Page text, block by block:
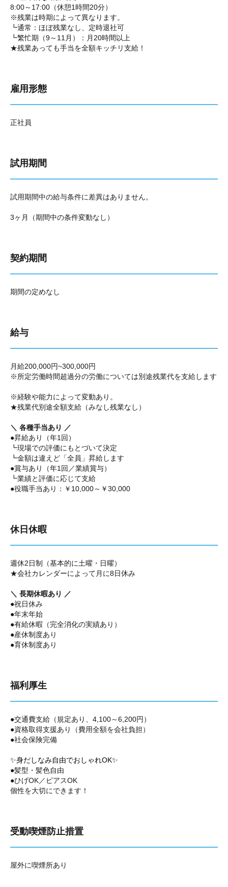
8:00～17:00（休憩1時間20分）
※残業は時期によって異なります。
┗通常：ほぼ残業なし、定時退社可
┗繁忙期（9～11月）：月20時間以上
★残業あっても手当を全額キッチリ支給！
雇用形態
正社員
試用期間
試用期間中の給与条件に差異はありません。
3ヶ月（期間中の条件変動なし）
契約期間
期間の定めなし
給与
月給200,000円~300,000円
※所定労働時間超過分の労働については別途残業代を支給します
※経験や能力によって変動あり。
★残業代別途全額支給（みなし残業なし）
＼ 各種手当あり ／
●昇給あり（年1回）
┗現場での評価にもとづいて決定
┗金額は違えど「全員」昇給します
●賞与あり（年1回／業績賞与）
┗業績と評価に応じて支給
●役職手当あり：￥10,000～￥30,000
休日休暇
週休2日制（基本的に土曜・日曜）
★会社カレンダーによって月に8日休み
＼ 長期休暇あり ／
●祝日休み
●年末年始
●有給休暇（完全消化の実績あり）
●産休制度あり
●育休制度あり
福利厚生
●交通費支給（規定あり、4,100～6,200円）
●資格取得支援あり（費用全額を会社負担）
●社会保険完備
✨身だしなみ自由でおしゃれOK✨
●髪型・髪色自由
●ひげOK／ピアスOK
個性を大切にできます！
受動喫煙防止措置
屋外に喫煙所あり